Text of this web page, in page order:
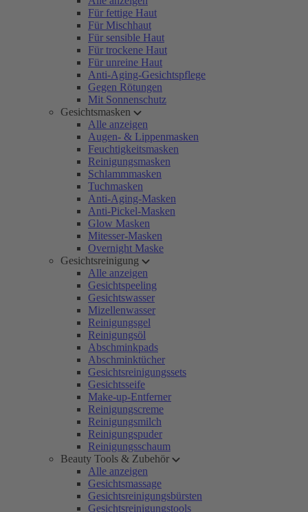
Für fettige Haut
Für Mischhaut
Für sensible Haut
Für trockene Haut
Für unreine Haut
Anti-Aging-Gesichtspflege
Gegen Rötungen
Mit Sonnenschutz
Gesichtsmasken
Alle anzeigen
Augen- & Lippenmasken
Feuchtigkeitsmasken
Reinigungsmasken
Schlammmasken
Tuchmasken
Anti-Aging-Masken
Anti-Pickel-Masken
Glow Masken
Mitesser-Masken
Overnight Maske
Gesichtsreinigung
Alle anzeigen
Gesichtspeeling
Gesichtswasser
Mizellenwasser
Reinigungsgel
Reinigungsöl
Abschminkpads
Abschminktücher
Gesichtsreinigungssets
Gesichtsseife
Make-up-Entferner
Reinigungscreme
Reinigungsmilch
Reinigungspuder
Reinigungsschaum
Beauty Tools & Zubehör
Alle anzeigen
Gesichtsmassage
Gesichtsreinigungsbürsten
Gesichtsreinigungstools